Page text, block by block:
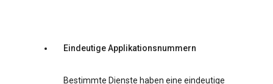
Eindeutige Applikationsnummern
Bestimmte Dienste haben eine eindeutige